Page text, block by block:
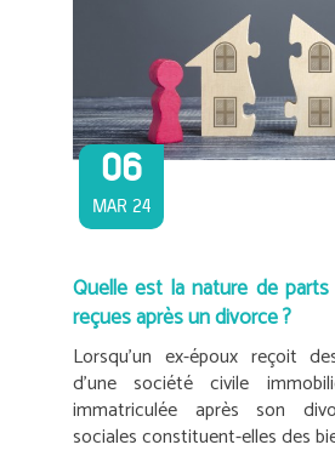
06
MAR 24
Quelle est la nature de parts
reçues après un divorce ?
Lorsqu’un ex-époux reçoit
d’une société civile
immatriculée après son
sociales constituent-elles des